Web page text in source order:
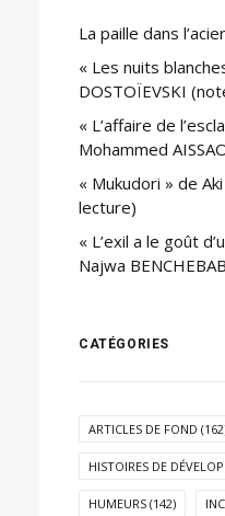
La paille dans l’acier
« Les nuits
DOSTOÏEVSKI
« L’affaire de
Mohammed
« Mukudori » de
lecture)
« L’exil a le goût
Najwa
CATÉGORIES
ARTICLES DE FOND
HISTOIRES DE
HUMEURS (142)